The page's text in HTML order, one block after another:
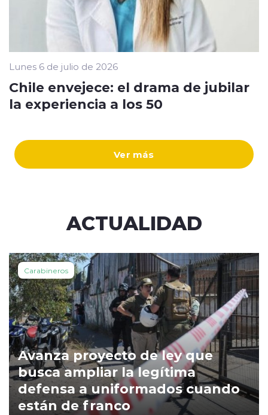
Ver más
Lunes 6 de julio de 2026
Chile envejece: el drama de jubilar
la experiencia a los 50
ACTUALIDAD
Carabineros
Avanza proyecto de ley que
busca ampliar la legítima
defensa a uniformados cuando
están de franco